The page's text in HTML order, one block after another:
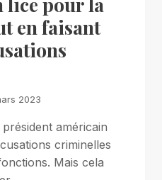
en faisant
2023
américain
criminelles
Mais cela